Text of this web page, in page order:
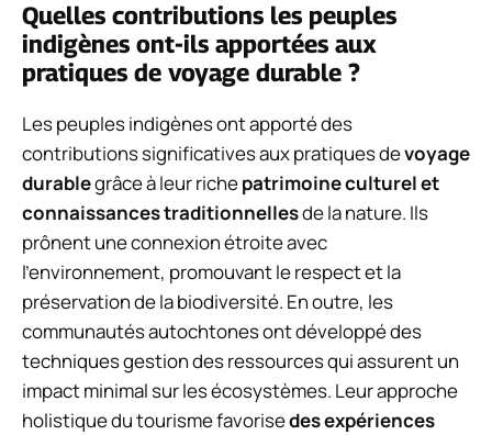
Quelles contributions les peuples
indigènes ont-ils apportées aux
pratiques de voyage durable ?
Les peuples indigènes ont apporté des
contributions significatives aux pratiques devoyage
durablegrâce à leur richepatrimoine culturel et
connaissances traditionnellesde la nature. Ils
prônent une connexion étroite avec
l’environnement, promouvant le respect et la
préservation de la biodiversité. En outre, les
communautés autochtones ont développé des
techniques gestion des ressources qui assurent un
impact minimal sur les écosystèmes. Leur approche
holistique du tourisme favorisedes expériences